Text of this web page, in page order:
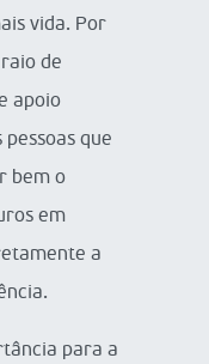
vida. Por
de
apoio
que
bem o
em
a
para a